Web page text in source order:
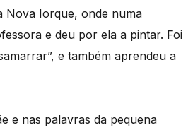
Nova Iorque, onde numa
e deu por ela a pintar. Foi
e também aprendeu a
e nas palavras da pequena